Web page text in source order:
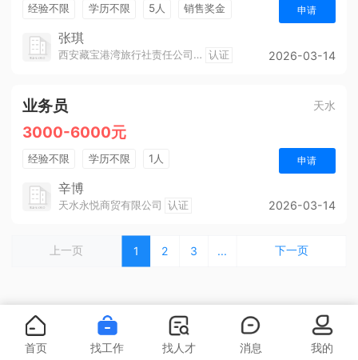
经验不限 学历不限 5人
销售奖金
工龄奖
团建
申请
张琪
西安藏宝港湾旅行社责任公司天水分公司 认证 2026-03-14
业务员 天水
3000-6000元
经验不限 学历不限 1人 申请
辛博
天水永悦商贸有限公司 认证 2026-03-14
上一页 1 2 3 ... 下一页
首页 找工作 找人才 消息 我的